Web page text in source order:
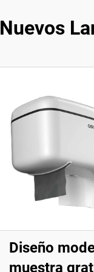
Nuevos
Diseño
muestra